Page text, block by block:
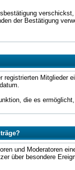
der Bestätigung
Mitglieder
die es
und Moderatoren
über besondere